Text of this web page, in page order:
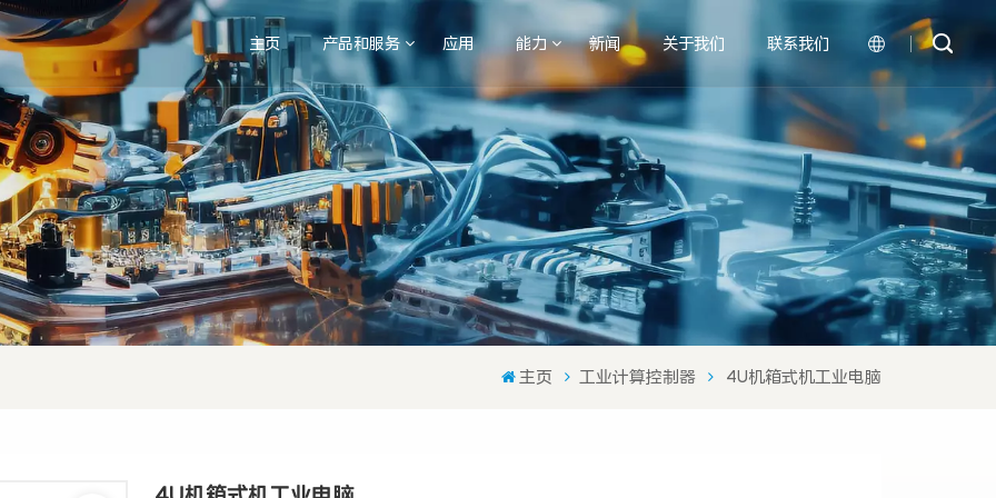
主页 产品和服务 应用 能力 新闻 关于我们 联系我们
English
中文
主页 工业计算控制器 4U机箱式机工业电脑